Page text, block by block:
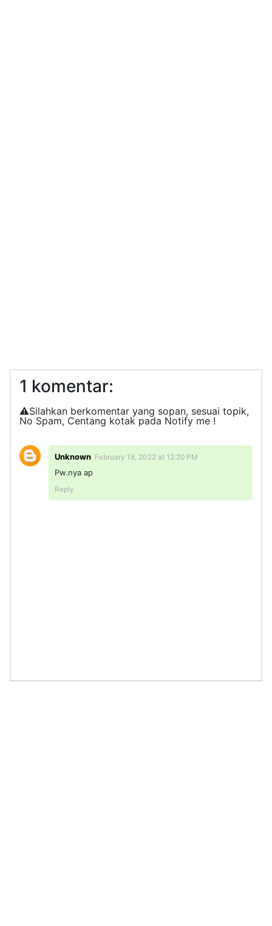
1 komentar:
⚠️Silahkan berkomentar yang sopan, sesuai topik,
No Spam, Centang kotak pada Notify me !
Unknown February 18, 2022 at 12:20 PM
Pw.nya ap
Reply